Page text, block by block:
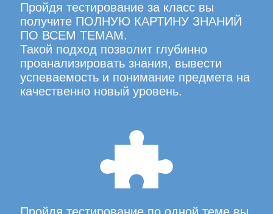
Пройдя тестирование за класс вы
получите ПОЛНУЮ КАРТИНУ ЗНАНИЙ
ПО ВСЕМ ТЕМАМ.
Такой подход позволит глубинно
проанализировать знания, вывести
успеваемость и понимание предмета на
качественно новый уровень.